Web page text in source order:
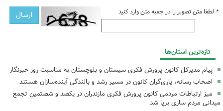
* لطفا متن تصویر را در جعبه متن وارد کنید
تازه‌ترین استان‌ها
پیام مدیرکل کانون پرورش فکری سیستان و بلوچستان به مناسبت روز خبرنگار
اصحاب رسانه، یاری‌گران کانون در مسیر رشد و بالندگی آینده‌سازان هستند
میز ارتباطات مردمی کانون پرورش فکری مازندران در یکصد و شصتمین تجمع
میدانی مردم ساری برپا شد